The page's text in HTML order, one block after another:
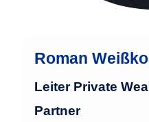
Roman
Leiter Private
Partner